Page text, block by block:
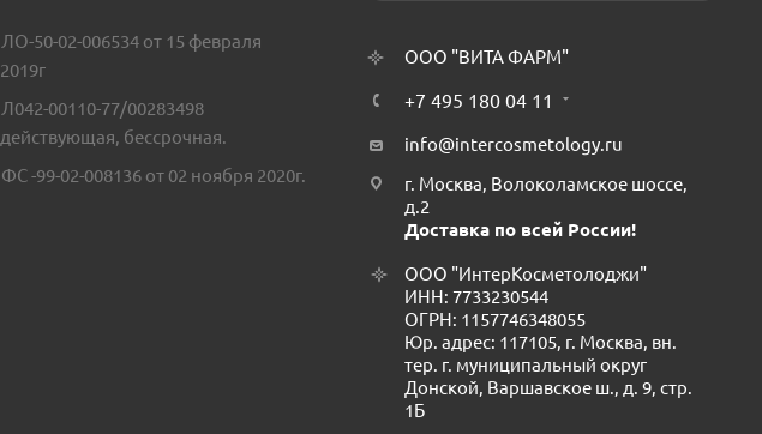
ЛО-50-02-006534 от 15 февраля
2019г
Л042-00110-77/00283498
действующая, бессрочная.
ФС -99-02-008136 от 02 ноября 2020г.
ООО "ВИТА ФАРМ"
+7 495 180 04 11
info@intercosmetology.ru
г. Москва, Волоколамское шоссе,
д.2
Доставка по всей России!
ООО "ИнтерКосметолоджи"
ИНН: 7733230544
ОГРН: 1157746348055
Юр. адрес: 117105, г. Москва, вн.
тер. г. муниципальный округ
Донской, Варшавское ш., д. 9, стр.
1Б